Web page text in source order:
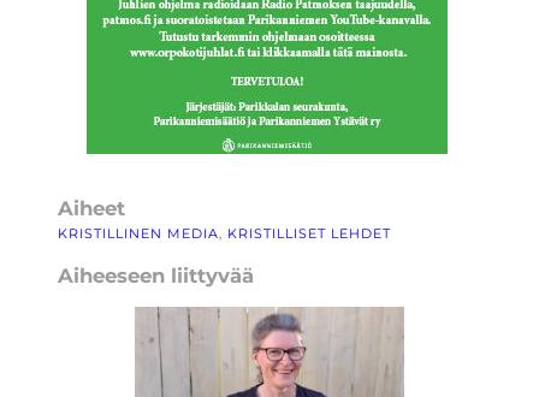
Aiheet
KRISTILLINEN MEDIA, KRISTILLISET LEHDET
Aiheeseen liittyvää